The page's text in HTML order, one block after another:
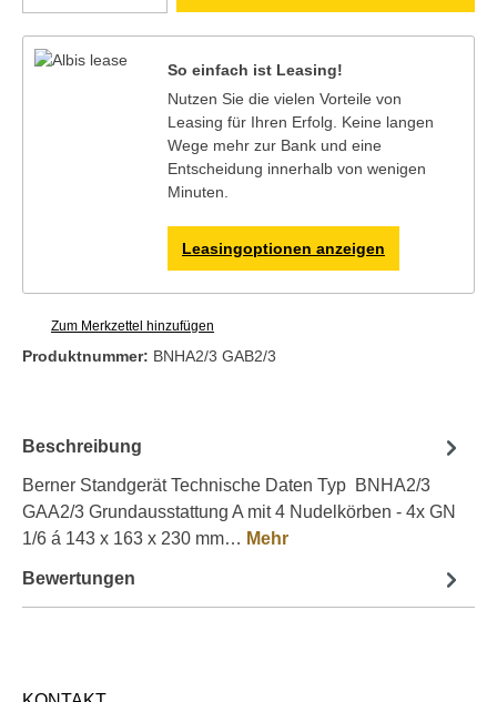
So einfach ist Leasing!
Nutzen Sie die vielen Vorteile von
Leasing für Ihren Erfolg. Keine langen
Wege mehr zur Bank und eine
Entscheidung innerhalb von wenigen
Minuten.
Leasingoptionen anzeigen
Zum Merkzettel hinzufügen
Produktnummer: BNHA2/3 GAB2/3
Beschreibung
Berner Standgerät Technische Daten Typ BNHA2/3
GAA2/3 Grundausstattung A mit 4 Nudelkörben - 4x GN
1/6 á 143 x 163 x 230 mm… Mehr
Bewertungen